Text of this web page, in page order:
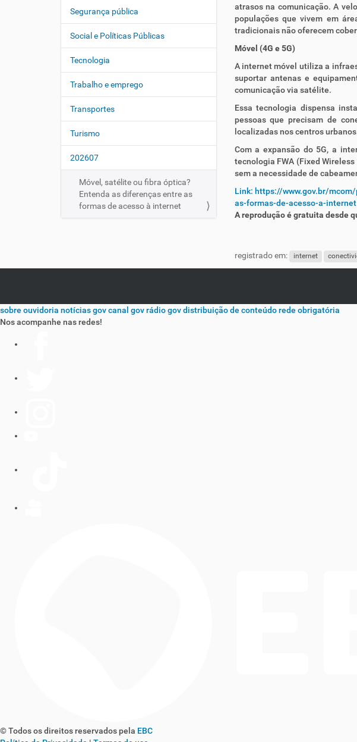
atrasos na comunicação. A
populações que vivem em
tradicionais não oferecem
Móvel (4G e 5G)
A internet móvel utiliza a
suportar antenas e
comunicação via satélite.
Essa tecnologia dispensa
pessoas que precisam de
localizadas nos centros
Com a expansão do 5G, a
tecnologia FWA (Fixed
sem a necessidade de
Link: https://www.gov.br/
as-formas-de-acesso-a-internet
A reprodução é gratuita desde
registrado em: internet
Segurança pública
Social e Políticas Públicas
Tecnologia
Trabalho e emprego
Transportes
Turismo
202607
Móvel, satélite ou fibra óptica?
Entenda as diferenças entre as
formas de acesso à internet
sobre ouvidoria notícias govcanal govrádio govdistribuição de conteúdorede obrigatória
Nos acompanhe nas redes!
© Todos os direitos reservados pela EBC